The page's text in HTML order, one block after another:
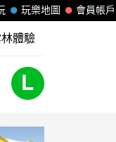
會員帳戶
玩樂地圖
體驗